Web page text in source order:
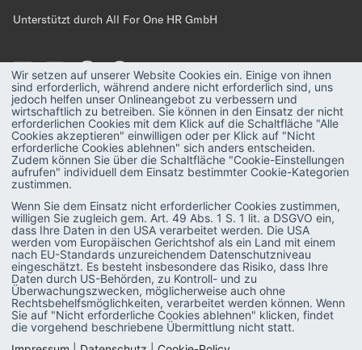
Wir setzen auf unserer Website Cookies ein. Einige von ihnen
sind erforderlich, während andere nicht erforderlich sind, uns
jedoch helfen unser Onlineangebot zu verbessern und
wirtschaftlich zu betreiben. Sie können in den Einsatz der nicht
erforderlichen Cookies mit dem Klick auf die Schaltfläche "Alle
Cookies akzeptieren" einwilligen oder per Klick auf "Nicht
erforderliche Cookies ablehnen" sich anders entscheiden.
Zudem können Sie über die Schaltfläche "Cookie-Einstellungen
aufrufen" individuell dem Einsatz bestimmter Cookie-Kategorien
zustimmen.
Wenn Sie dem Einsatz nicht erforderlicher Cookies zustimmen,
willigen Sie zugleich gem. Art. 49 Abs. 1 S. 1 lit. a DSGVO ein,
dass Ihre Daten in den USA verarbeitet werden. Die USA
werden vom Europäischen Gerichtshof als ein Land mit einem
nach EU-Standards unzureichendem Datenschutzniveau
eingeschätzt. Es besteht insbesondere das Risiko, dass Ihre
Daten durch US-Behörden, zu Kontroll- und zu
Überwachungszwecken, möglicherweise auch ohne
Rechtsbehelfsmöglichkeiten, verarbeitet werden können. Wenn
Sie auf "Nicht erforderliche Cookies ablehnen" klicken, findet
die vorgehend beschriebene Übermittlung nicht statt.
Unterstützt durch All For One HR GmbH
MAGAZIN
PODCAST
GLOSSAR
E-BOOKS
VIDEOS
Strategie
Recruiting
Administration
SAP-Praxis
SAP SuccessFactors
HR Software
Personalentwicklung